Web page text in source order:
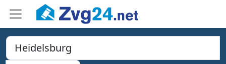
PLZ, Ort oder Bundesland